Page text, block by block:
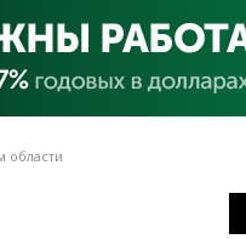
области